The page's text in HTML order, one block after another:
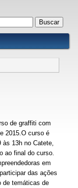
de busca
de graffiti com
2015.O curso é
13h no Catete,
ao final do curso.
em
das ações
de temáticas de